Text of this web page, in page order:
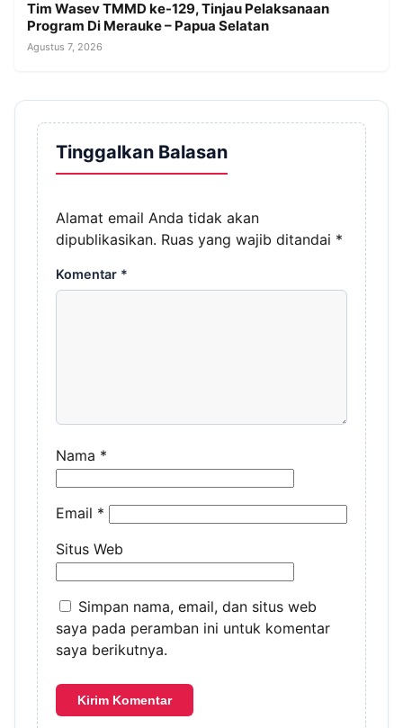
Tim Wasev TMMD ke-129, Tinjau Pelaksanaan
Program Di Merauke – Papua Selatan
Agustus 7, 2026
Tinggalkan Balasan
Alamat email Anda tidak akan
dipublikasikan. Ruas yang wajib ditandai *
Komentar *
Nama *
Email *
Situs Web
Simpan nama, email, dan situs web
saya pada peramban ini untuk komentar
saya berikutnya.